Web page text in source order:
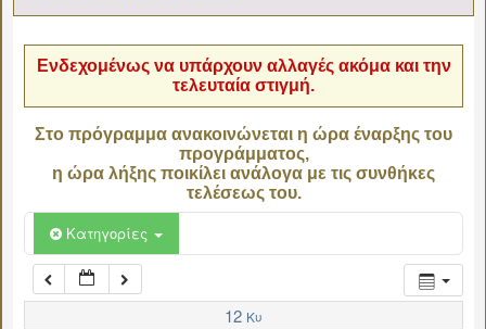
Ενδεχομένως να υπάρχουν αλλαγές ακόμα και την
τελευταία στιγμή.
Στο πρόγραμμα ανακοινώνεται η ώρα έναρξης του
προγράμματος,
η ώρα λήξης ποικίλει ανάλογα με τις συνθήκες
τελέσεως του.
Κατηγορίες
12 Κυ
06:00
07:00